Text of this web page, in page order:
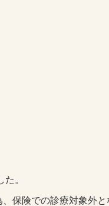
。
保険での診療対象外